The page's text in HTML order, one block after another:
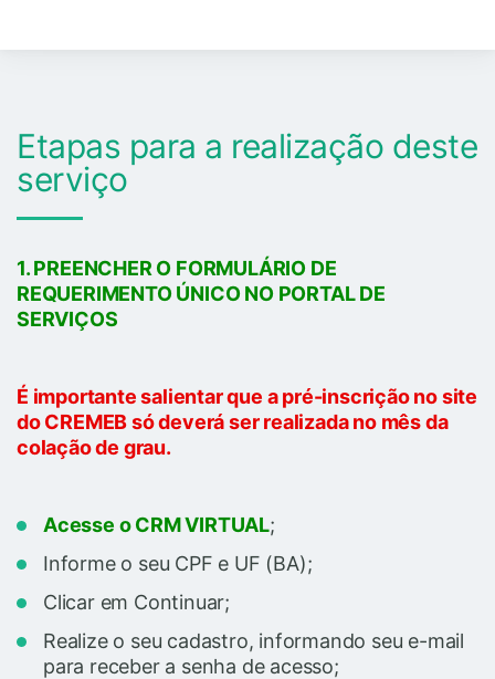
Etapas para a realização deste
serviço
1. PREENCHER O FORMULÁRIO DE
REQUERIMENTO ÚNICO NO PORTAL DE
SERVIÇOS
É importante salientar que a pré-inscrição no site
do CREMEB só deverá ser realizada no mês da
colação de grau.
Acesse o CRM VIRTUAL;
Informe o seu CPF e UF (BA);
Clicar em Continuar;
Realize o seu cadastro, informando seu e-mail
para receber a senha de acesso;